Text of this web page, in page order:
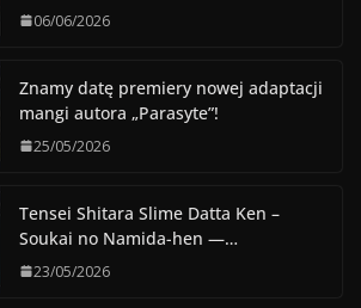
06/06/2026
Znamy datę premiery nowej adaptacji
mangi autora „Parasyte”!
25/05/2026
Tensei Shitara Slime Datta Ken –
Soukai no Namida-hen —…
23/05/2026